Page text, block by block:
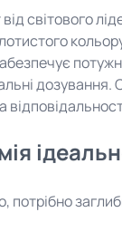
світового